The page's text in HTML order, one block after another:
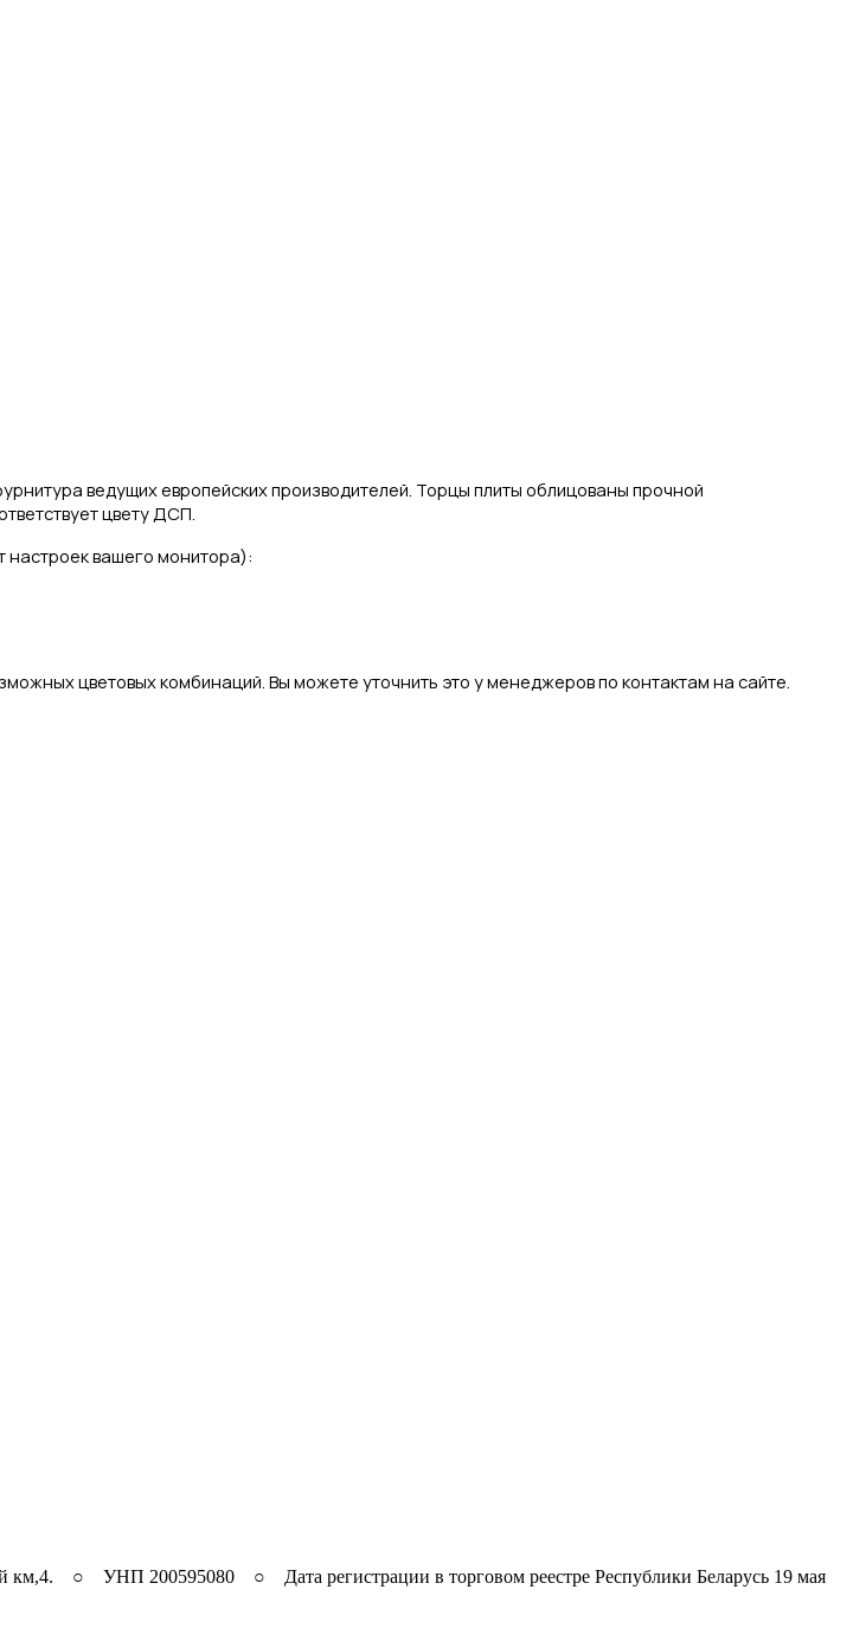
ведущих европейских производителей. Торцы плиты облицованы прочной
цвету ДСП.
настроек вашего монитора):
цветовых комбинаций. Вы можете уточнить это у менеджеров по контактам на сайте.
○ УНП 200595080 ○ Дата регистрации в торговом реестре Республики Беларусь 19 мая